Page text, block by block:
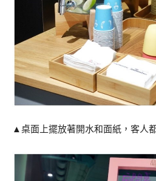
▲桌面上擺放著開水和面紙，客人